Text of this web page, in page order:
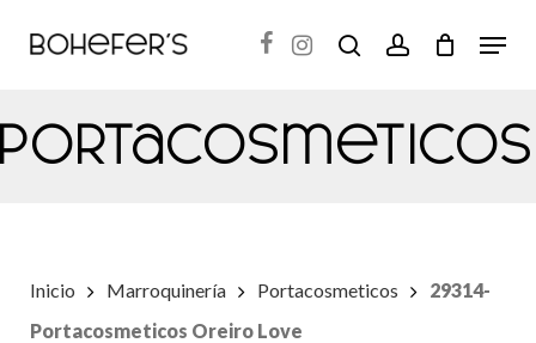
content
search accountMenu
Inicio Marroquinería Portacosmeticos
29314-
Portacosmeticos Oreiro Love
Portacosmeticos